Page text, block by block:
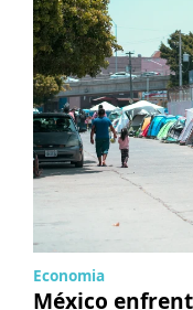
Economia
México